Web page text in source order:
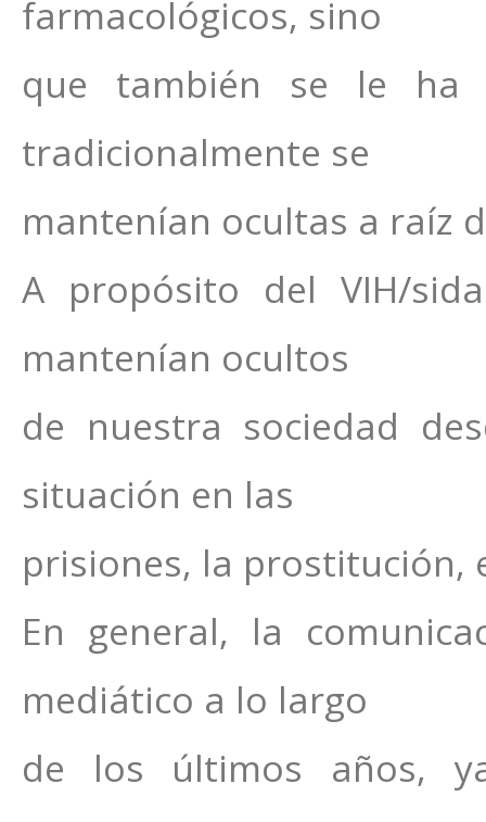
farmacológicos, sino
que también se le ha
tradicionalmente se
mantenían ocultas a raíz
A propósito del VIH/
mantenían ocultos
de nuestra sociedad
situación en las
prisiones, la prostitución,
En general, la
mediático a lo largo
de los últimos años,